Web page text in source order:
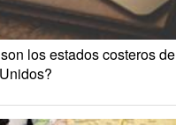
los estados costeros de